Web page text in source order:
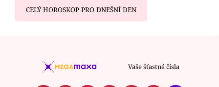
CELÝ HOROSKOP PRO DNEŠNÍ DEN
Vaše šťastná čísla